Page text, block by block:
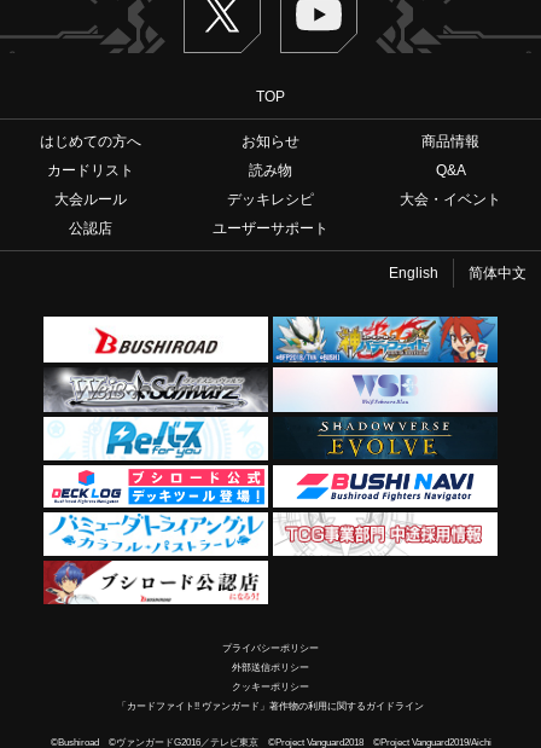
TOP
はじめての方へ お知らせ
商品情報
カードリスト
読み物
Q&A
大会ルール
デッキレシピ
大会・イベント
公認店
ユーザーサポート
English 简体中文
プライバシーポリシー
外部送信ポリシー
クッキーポリシー
「カードファイト!! ヴァンガード」著作物の利用に関するガイドライン
©Bushiroad ©ヴァンガードG2016／テレビ東京 ©Project Vanguard2018 ©Project Vanguard2019/Aichi